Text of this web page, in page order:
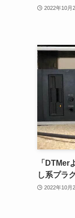
2022年10月
「DTMer
し系プラ
2022年10月